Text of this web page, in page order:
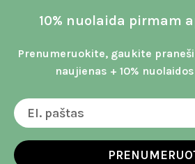
10% nuolaida pirmam
Prenumeruokite, gaukite
naujienas + 10%